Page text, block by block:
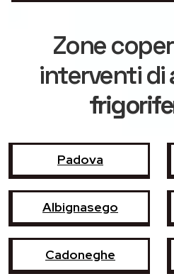
Zone
interventi di
Padova
Albignasego
Cadoneghe